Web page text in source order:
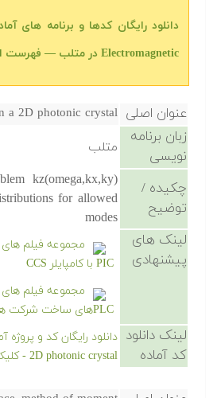
دانلود رایگان کدها و برنامه های
Electromagnetic در متلب‬‬ — فهرست اصلی
عنوان اصلی a 2D photonic crystal
زبان برنامه
نویسی
متلب
چکیده /
توضیح
kz(omega,kx,ky)
for allowed
modes
لینک های
پیشنهادی
مجموعه فیلم های
PIC با کامپایلر CCS
مجموعه فیلم های
PLCهای ساخت شرکت های Omron و Keyence
لینک دانلود
کد آماده
2D photonic crystal - کلیک کنید.